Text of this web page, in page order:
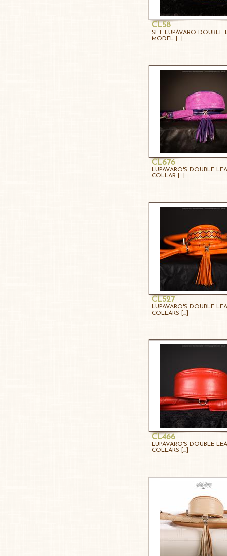
CL58
SET LUPAVARO DOUBLE
MODEL [...]
CL676
LUPAVARO'S DOUBLE
COLLAR [...]
CL527
LUPAVARO'S DOUBLE
COLLARS [...]
CL466
LUPAVARO'S DOUBLE
COLLARS [...]